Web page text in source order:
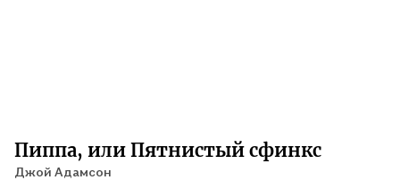
Пиппа, или Пятнистый сфинкс
Джой Адамсон